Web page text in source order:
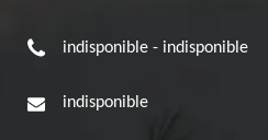
indisponible - indisponible
indisponible